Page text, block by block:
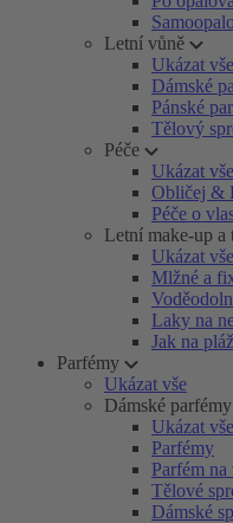
Letní vůně
Ukázat vše
Dámské
Pánské
Tělový
Péče
Ukázat vše
Obličej &
Péče o
Letní make-up a
Ukázat vše
Mlžné a
Laky na
Jak na
Parfémy
Ukázat vše
Dámské parfémy
Ukázat vše
Parfémy
Parfém na
Tělové
Dámské